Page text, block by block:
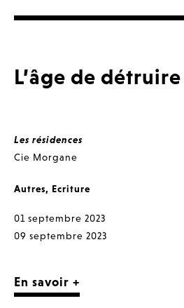
L’âge de détruire
Les résidences
Cie Morgane
Autres, Ecriture
01 septembre 2023
09 septembre 2023
En savoir +